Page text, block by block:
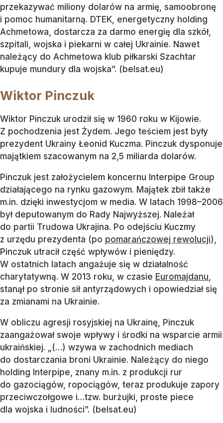
przekazywać miliony dolarów na armię, samoobronę
i pomoc humanitarną. DTEK, energetyczny holding
Achmetowa, dostarcza za darmo energię dla szkół,
szpitali, wojska i piekarni w całej Ukrainie. Nawet
należący do Achmetowa klub piłkarski Szachtar
kupuje mundury dla wojska”. (belsat.eu)
Wiktor Pinczuk
Wiktor Pinczuk urodził się w 1960 roku w Kijowie.
Z pochodzenia jest Żydem. Jego teściem jest były
prezydent Ukrainy Łeonid Kuczma. Pinczuk dysponuje
majątkiem szacowanym na 2,5 miliarda dolarów.
Pinczuk jest założycielem koncernu Interpipe Group
działającego na rynku gazowym. Majątek zbił także
m.in. dzięki inwestycjom w media. W latach 1998–2006
był deputowanym do Rady Najwyższej. Należał
do partii Trudowa Ukrajina. Po odejściu Kuczmy
z urzędu prezydenta (po pomarańczowej rewolucji),
Pinczuk utracił część wpływów i pieniędzy.
W ostatnich latach angażuje się w działalność
charytatywną. W 2013 roku, w czasie Euromajdanu
stanął po stronie sił antyrządowych i opowiedział się
za zmianami na Ukrainie.
W obliczu agresji rosyjskiej na Ukrainę, Pinczuk
zaangażował swoje wpływy i środki na wsparcie armii
ukraińskiej. „(…) wzywa w zachodnich mediach
do dostarczania broni Ukrainie. Należący do niego
holding Interpipe, znany m.in. z produkcji rur
do gazociągów, ropociągów, teraz produkuje zapory
przeciwczołgowe i…tzw. burżujki, proste piece
dla wojska i ludności”. (belsat.eu)